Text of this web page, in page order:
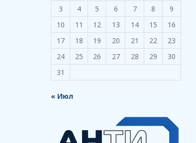
3
4 5 6 7 8
9
10
11 12 13 14 15
16
17
18 19 20 21 22
23
24
25 26 27 28 29
30
31
« Июл